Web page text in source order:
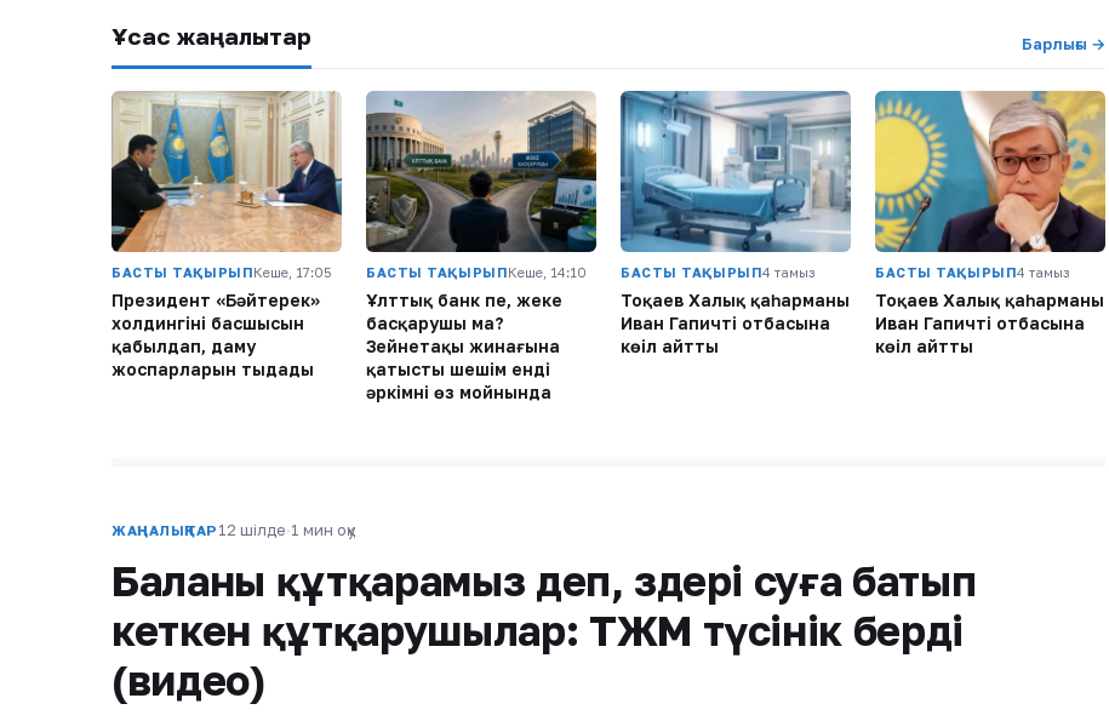
Ұқсас жаңалықтар Барлығы →
БАСТЫ ТАҚЫРЫПКеше, 17:05
Президент «Бәйтерек»
холдингінің басшысын
қабылдап, даму
жоспарларын тыңдады
БАСТЫ ТАҚЫРЫПКеше, 14:10
Ұлттық банк пе, жеке
басқарушы ма?
Зейнетақы жинағына
қатысты шешім енді
әркімнің өз мойнында
БАСТЫ ТАҚЫРЫП4 тамыз
Тоқаев Халық қаһарманы
Иван Гапичтің отбасына
көңіл айтты
БАСТЫ ТАҚЫРЫП4 тамыз
Тоқаев Халық қаһарманы
Иван Гапичтің отбасына
көңіл айтты
ЖАҢАЛЫҚТАР 12 шілде·1 мин оқу
Баланы құтқарамыз деп, өздері суға батып
кеткен құтқарушылар: ТЖМ түсінік берді
(видео)